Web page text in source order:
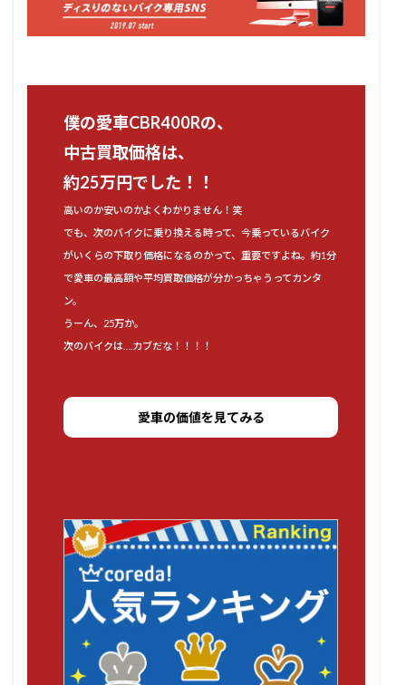
僕の愛車CBR400Rの、
中古買取価格は、
約25万円でした！！
高いのか安いのかよくわかりません！笑
でも、次のバイクに乗り換える時って、今乗っているバイク
がいくらの下取り価格になるのかって、重要ですよね。約1分
で愛車の最高額や平均買取価格が分かっちゃうってカンタ
ン。
うーん、25万か。
次のバイクは….カブだな！！！！
愛車の価値を見てみる